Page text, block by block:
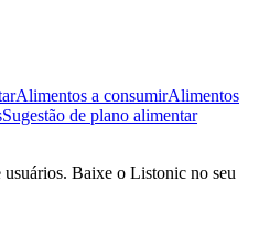
Alimentos a consumirAlimentos
Sugestão de plano alimentar
usuários. Baixe o Listonic no seu